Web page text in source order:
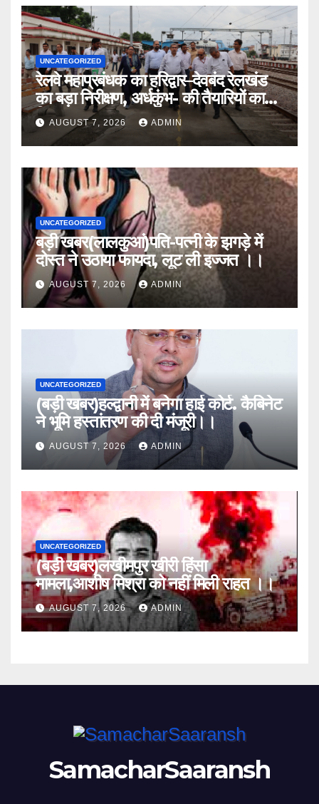
UNCATEGORIZED
रेलवे महाप्रबंधक का हरिद्वार–देवबंद रेलखंड
का बड़ा निरीक्षण, अर्धकुंभ- की तैयारियों का
लिया जायजा
AUGUST 7, 2026 ADMIN
UNCATEGORIZED
बड़ी खबर(लालकुआं)पति-पत्नी के झगड़े में
दोस्त ने उठाया फायदा, लूट ली इज्जत ।।
AUGUST 7, 2026 ADMIN
UNCATEGORIZED
(बड़ी खबर)हल्द्वानी में बनेगा हाई कोर्ट. कैबिनेट
ने भूमि हस्तांतरण की दी मंजूरी।।
AUGUST 7, 2026 ADMIN
UNCATEGORIZED
(बड़ी खबर)लखीमपुर खीरी हिंसा
मामला,आशीष मिश्रा को नहीं मिली राहत ।।
AUGUST 7, 2026 ADMIN
SamacharSaaransh